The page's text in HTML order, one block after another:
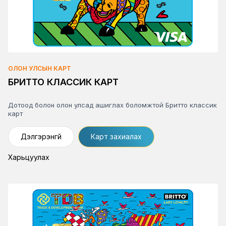
ОЛОН УЛСЫН КАРТ
БРИТТО КЛАССИК КАРТ
Дотоод болон олон улсад ашиглах боломжтой Бритто классик
карт
Дэлгэрэнгүй Карт захиалах
Харьцуулах